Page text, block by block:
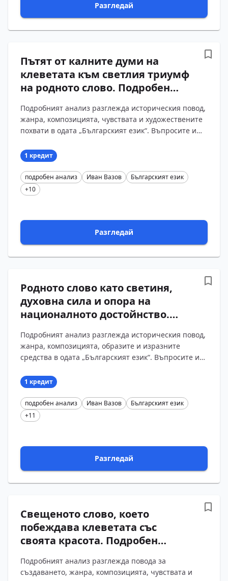
Разгледай
Пътят от калните думи на
клеветата към светлия триумф
на родното слово. Подробен
„Българският език“ от Иван
Вазов с въпроси и отговори
Подробният анализ разглежда историческия повод,
жанра, композицията, чувствата и художествените
похвати в одата „Българският език“. Въпросите и
1 кредит
подробен анализ Иван Вазов
Българският език
+10
Разгледай
Родното слово като светиня,
духовна сила и опора на
националното достойнство.
стихотворението „Българският
език“ от Иван Вазов с въпроси
Подробният анализ разглежда историческия повод,
жанра, композицията, образите и изразните
средства в одата „Българският език“. Въпросите и
между...
1 кредит
подробен анализ Иван Вазов
Българският език
+11
Разгледай
Свещеното слово, което
побеждава клеветата със
своята красота. Подробен
„Българският език“ от Иван
Подробният анализ разглежда повода за
създаването, жанра, композицията, чувствата и